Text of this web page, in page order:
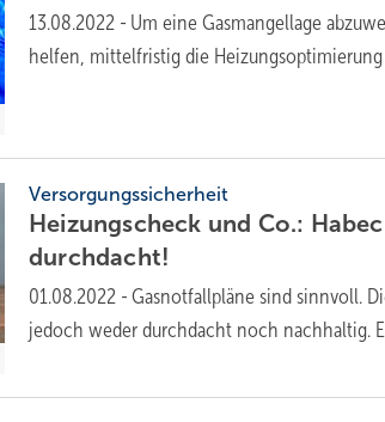
13.08.2022 - Um eine Gasmangellage
helfen, mittelfristig die
Versorgungssicherheit
Heizungscheck und Co.:
durchdacht!
01.08.2022 - Gasnotfallpläne sind sinnvoll.
jedoch weder durchdacht noch nachhaltig.